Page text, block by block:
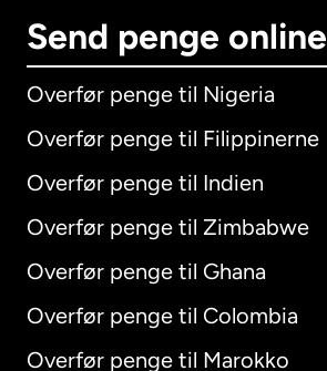
Send penge online
Overfør penge til Nigeria
Overfør penge til Filippinerne
Overfør penge til Indien
Overfør penge til Zimbabwe
Overfør penge til Ghana
Overfør penge til Colombia
Overfør penge til Marokko